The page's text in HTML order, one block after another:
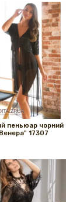
пеньюар чорний
​​17307